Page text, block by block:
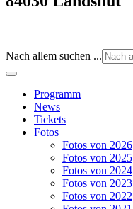
Nach allem suchen ...
Programm
News
Tickets
Fotos
Fotos von 2026
Fotos von 2025
Fotos von 2024
Fotos von 2023
Fotos von 2022